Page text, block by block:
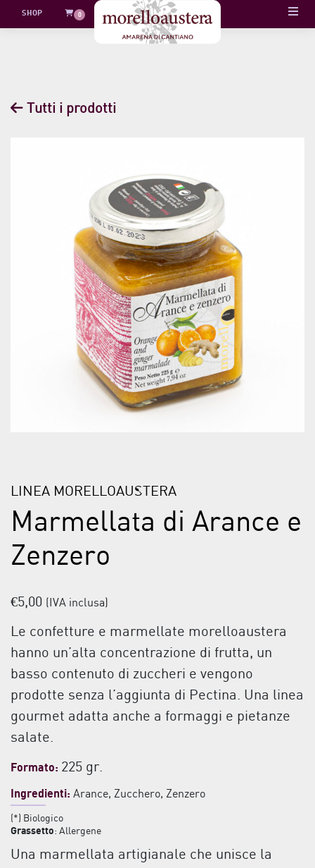
Skip
to
SHOP 0
Tutti i prodotti
LINEA MORELLOAUSTERA
Marmellata di Arance e
Zenzero
€5,00 (IVA inclusa)
Le confetture e marmellate morelloaustera
hanno un’alta concentrazione di frutta, un
basso contenuto di zuccheri e vengono
prodotte senza l’aggiunta di Pectina. Una linea
gourmet adatta anche a formaggi e pietanze
salate.
Formato: 225 gr.
Ingredienti: Arance, Zucchero, Zenzero
(*) Biologico
Grassetto: Allergene
Una marmellata artigianale che unisce la